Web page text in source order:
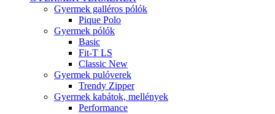
Gyermek galléros pólók
Pique Polo
Gyermek pólók
Basic
Fit-T LS
Classic New
Gyermek pulóverek
Trendy Zipper
Gyermek kabátok, mellények
Performance